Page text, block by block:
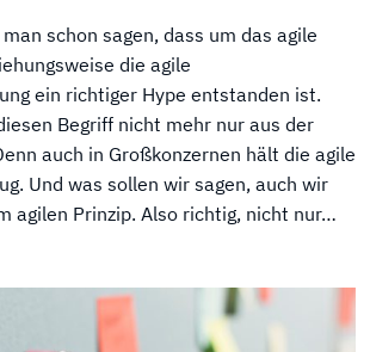
schon sagen, dass um das agile
die agile
ein richtiger Hype entstanden ist.
Begriff nicht mehr nur aus der
auch in Großkonzernen hält die agile
Und was sollen wir sagen, auch wir
agilen Prinzip. Also richtig, nicht nur…